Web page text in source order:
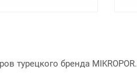
турецкого бренда MIKROPOR.